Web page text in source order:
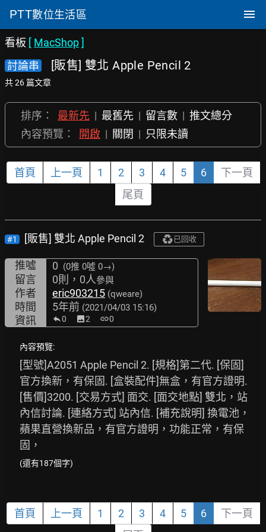
PTT數位生活區
看板 [ MacShop]
討論串
[販售] 雙北 Apple Pencil 2
共 26 篇文章
排序： 最新先 | 最舊先 | 留言數 | 推文總分
內容預覽：
開啟 | 關閉 | 只限未讀
首頁 上一頁 1 2 3 4 5 6
下一頁
尾頁
#1 [販售] 雙北 Apple Pencil 2 已回收
推噓 0 (0推 0噓 0→)
留言 0則，0人參與
作者 eric903215 (qweare)
時間 5年前 (2021/04/03 15:16)
資訊 0 image2 link0
內容預覽:
[型號]A2051 Apple Pencil 2. [規格]第二代. [保固]
官方換新，有保固. [盒裝配件]無盒，有官方證明.
[售價]3200. [交易方式] 面交. [面交地點] 雙北，站
內信討論. [連絡方式] 站內信. [補充說明] 換電池，
蘋果直營換新品，有官方證明，功能正常，有保
固，
(還有187個字)
首頁 上一頁 1 2 3 4 5 6
下一頁